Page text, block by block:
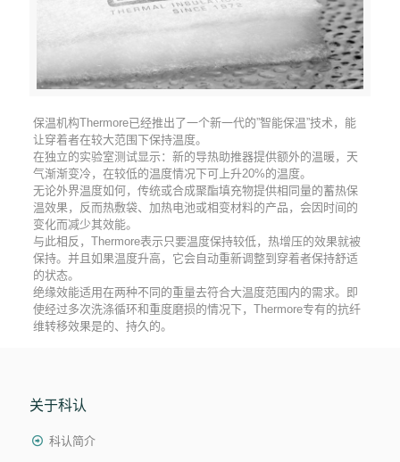
保温机构Thermore已经推出了一个新一代的”智能保温”技术，能
让穿着者在较大范围下保持温度。
在独立的实验室测试显示：新的导热助推器提供额外的温暖，天
气渐渐变冷，在较低的温度情况下可上升20%的温度。
无论外界温度如何，传统或合成聚酯填充物提供相同量的蓄热保
温效果，反而热敷袋、加热电池或相变材料的产品，会因时间的
变化而减少其效能。
与此相反，Thermore表示只要温度保持较低，热增压的效果就被
保持。并且如果温度升高，它会自动重新调整到穿着者保持舒适
的状态。
绝缘效能适用在两种不同的重量去符合大温度范围内的需求。即
使经过多次洗涤循环和重度磨损的情况下，Thermore专有的抗纤
维转移效果是的、持久的。
关于科认
科认简介